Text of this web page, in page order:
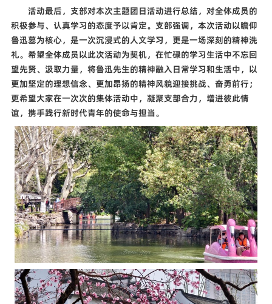
活动最后，支部对本次主题团日活动进行总结，对全体成员的
积极参与、认真学习的态度予以肯定。支部强调，本次活动以瞻仰
鲁迅墓为核心，是一次沉浸式的人文学习，更是一场深刻的精神洗
礼。希望全体成员以此次活动为契机，在忙碌的学习生活中不忘回
望先贤、汲取力量，将鲁迅先生的精神融入日常学习和生活中，以
更加坚定的理想信念、更加昂扬的精神风貌迎接挑战、奋勇前行；
更希望大家在一次次的集体活动中，凝聚支部合力，增进彼此情
谊，携手践行新时代青年的使命与担当。